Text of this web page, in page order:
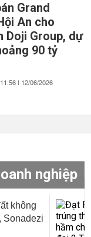
Grand
An cho
Doji Group, dự
90 tỷ
11:56 | 12/06/2026
nghiệp
không
Sonadezi